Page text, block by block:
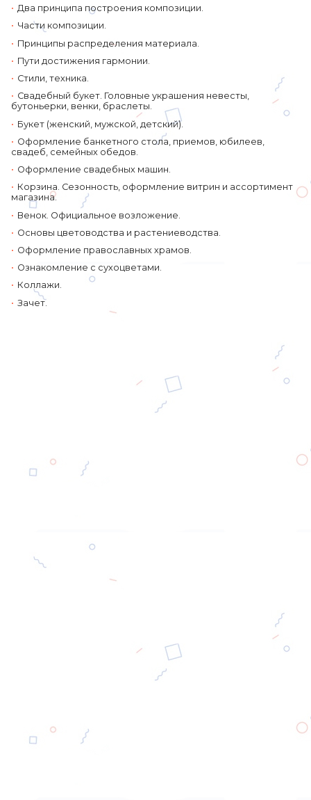
Два принципа построения композиции.
Части композиции.
Принципы распределения материала.
Пути достижения гармонии.
Стили, техника.
Свадебный букет. Головные украшения невесты,
бутоньерки, венки, браслеты.
Букет (женский, мужской, детский).
Оформление банкетного стола, приемов, юбилеев,
свадеб, семейных обедов.
Оформление свадебных машин.
Корзина. Сезонность, оформление витрин и ассортимент
магазина.
Венок. Официальное возложение.
Основы цветоводства и растениеводства.
Оформление православных храмов.
Ознакомление с сухоцветами.
Коллажи.
Зачет.